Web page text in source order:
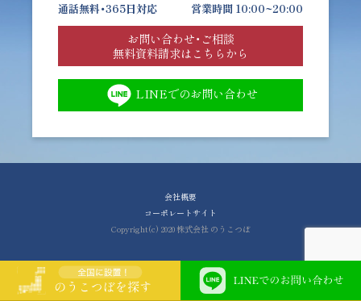
通話無料・365日対応 営業時間 10:00~20:00
お問い合わせ・ご相談
無料資料請求はこちらから
LINEでのお問い合わせ
会社概要
コーポレートサイト
Copyright(c) 2020 株式会社 のうこつぼ